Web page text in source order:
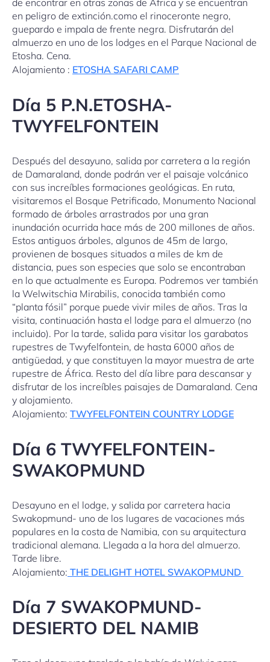
de encontrar en otras zonas de Africa y se encuentran
en peligro de extinción.como el rinoceronte negro,
guepardo e impala de frente negra. Disfrutarán del
almuerzo en uno de los lodges en el Parque Nacional de
Etosha. Cena.
Alojamiento : ETOSHA SAFARI CAMP
Día 5 P.N.ETOSHA-
TWYFELFONTEIN
Después del desayuno, salida por carretera a la región
de Damaraland, donde podrán ver el paisaje volcánico
con sus increíbles formaciones geológicas. En ruta,
visitaremos el Bosque Petrificado, Monumento Nacional
formado de árboles arrastrados por una gran
inundación ocurrida hace más de 200 millones de años.
Estos antiguos árboles, algunos de 45m de largo,
provienen de bosques situados a miles de km de
distancia, pues son especies que solo se encontraban
en lo que actualmente es Europa. Podremos ver también
la Welwitschia Mirabilis, conocida también como
“planta fósil” porque puede vivir miles de años. Tras la
visita, continuación hasta el lodge para el almuerzo (no
incluido). Por la tarde, salida para visitar los garabatos
rupestres de Twyfelfontein, de hasta 6000 años de
antigüedad, y que constituyen la mayor muestra de arte
rupestre de África. Resto del día libre para descansar y
disfrutar de los increíbles paisajes de Damaraland. Cena
y alojamiento.
Alojamiento: TWYFELFONTEIN COUNTRY LODGE
Día 6 TWYFELFONTEIN-
SWAKOPMUND
Desayuno en el lodge, y salida por carretera hacia
Swakopmund- uno de los lugares de vacaciones más
populares en la costa de Namibia, con su arquitectura
tradicional alemana. Llegada a la hora del almuerzo.
Tarde libre.
Alojamiento: THE DELIGHT HOTEL SWAKOPMUND
Día 7 SWAKOPMUND-
DESIERTO DEL NAMIB